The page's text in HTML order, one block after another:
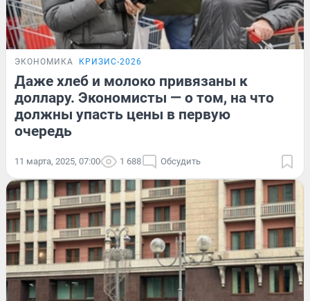
ЭКОНОМИКА КРИЗИС-2026
Даже хлеб и молоко привязаны к
доллару. Экономисты — о том, на что
должны упасть цены в первую
очередь
11 марта, 2025, 07:00 1 688 Обсудить